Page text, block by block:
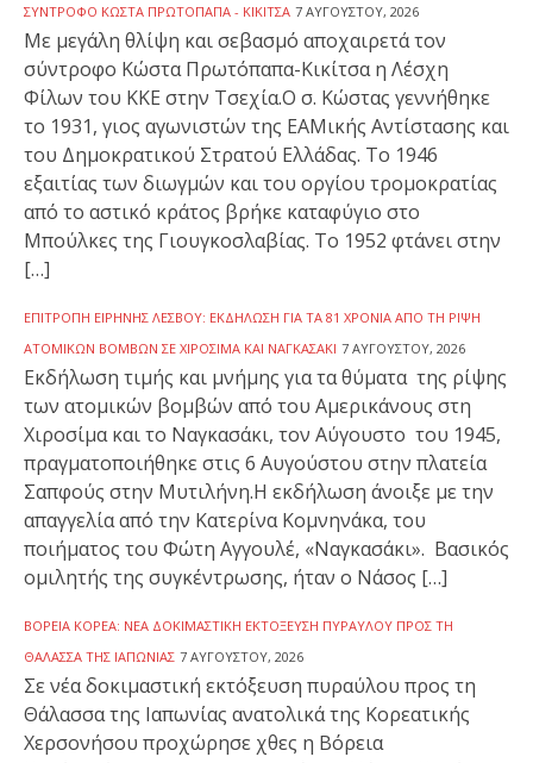
ΣΎΝΤΡΟΦΟ ΚΏΣΤΑ ΠΡΩΤΌΠΑΠΑ - ΚΙΚΊΤΣΑ 7 ΑΥΓΟΎΣΤΟΥ, 2026
Με μεγάλη θλίψη και σεβασμό αποχαιρετά τον
σύντροφο Κώστα Πρωτόπαπα-Κικίτσα η Λέσχη
Φίλων του ΚΚΕ στην Τσεχία.Ο σ. Κώστας γεννήθηκε
το 1931, γιος αγωνιστών της ΕΑΜικής Αντίστασης και
του Δημοκρατικού Στρατού Ελλάδας. Το 1946
εξαιτίας των διωγμών και του οργίου τρομοκρατίας
από το αστικό κράτος βρήκε καταφύγιο στο
Μπούλκες της Γιουγκοσλαβίας. Το 1952 φτάνει στην
[…]
ΕΠΙΤΡΟΠΉ ΕΙΡΉΝΗΣ ΛΈΣΒΟΥ: ΕΚΔΉΛΩΣΗ ΓΙΑ ΤΑ 81 ΧΡΌΝΙΑ ΑΠΌ ΤΗ ΡΊΨΗ
ΑΤΟΜΙΚΏΝ ΒΟΜΒΏΝ ΣΕ ΧΙΡΟΣΊΜΑ ΚΑΙ ΝΑΓΚΑΣΆΚΙ 7 ΑΥΓΟΎΣΤΟΥ, 2026
Εκδήλωση τιμής και μνήμης για τα θύματα της ρίψης
των ατομικών βομβών από του Αμερικάνους στη
Χιροσίμα και το Ναγκασάκι, τον Αύγουστο του 1945,
πραγματοποιήθηκε στις 6 Αυγούστου στην πλατεία
Σαπφούς στην Μυτιλήνη.Η εκδήλωση άνοιξε με την
απαγγελία από την Κατερίνα Κομνηνάκα, του
ποιήματος του Φώτη Αγγουλέ, «Ναγκασάκι». Βασικός
ομιλητής της συγκέντρωσης, ήταν ο Νάσος […]
ΒΌΡΕΙΑ ΚΟΡΈΑ: ΝΈΑ ΔΟΚΙΜΑΣΤΙΚΉ ΕΚΤΌΞΕΥΣΗ ΠΥΡΑΎΛΟΥ ΠΡΟΣ ΤΗ
ΘΆΛΑΣΣΑ ΤΗΣ ΙΑΠΩΝΊΑΣ 7 ΑΥΓΟΎΣΤΟΥ, 2026
Σε νέα δοκιμαστική εκτόξευση πυραύλου προς τη
Θάλασσα της Ιαπωνίας ανατολικά της Κορεατικής
Χερσονήσου προχώρησε χθες η Βόρεια